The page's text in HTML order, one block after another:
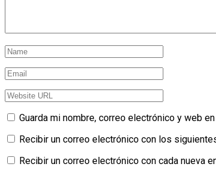
Guarda mi nombre, correo electrónico y web
Recibir un correo electrónico con los
Recibir un correo electrónico con cada nueva